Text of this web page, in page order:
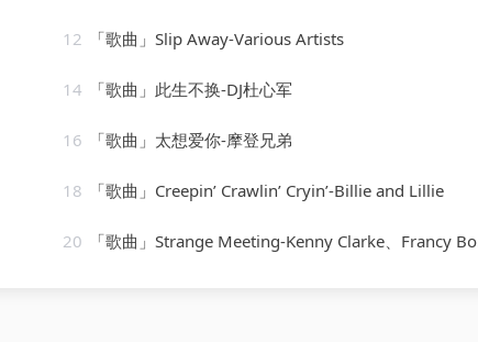
12 「歌曲」Slip Away-Various Artists
14 「歌曲」此生不换-DJ杜心军
16 「歌曲」太想爱你-摩登兄弟
18 「歌曲」Creepin’ Crawlin’ Cryin’-Billie and Lillie
20 「歌曲」Strange Meeting-Kenny Clarke、Francy Boland